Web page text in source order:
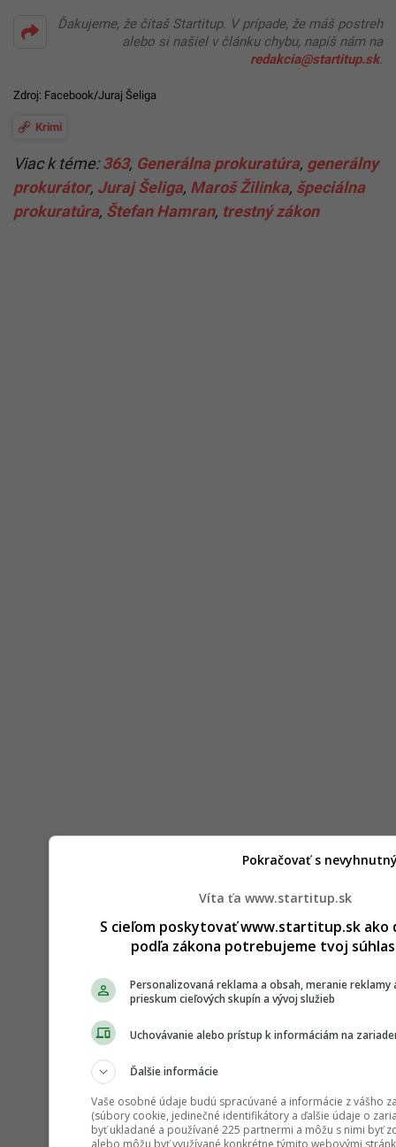
Ďakujeme, že čítaš Startitup. V prípade, že máš postreh
alebo si našiel v článku chybu, napíš nám na
redakcia@startitup.sk.
Zdroj: Facebook/Juraj Šeliga
Krimi
Viac k téme:363, Generálna prokuratúra, generálny
prokurátor, Juraj Šeliga, Maroš Žilinka, špeciálna
prokuratúra, Štefan Hamran, trestný zákon
Víta ťa www.startitup.sk
S cieľom poskytovať www.startitup.sk ako
podľa zákona potrebujeme tvoj
Personalizovaná reklama a obsah, meranie reklamy
prieskum cieľových skupín a vývoj služieb
Uchovávanie alebo prístup k informáciám na
Ďalšie informácie
Vaše osobné údaje budú spracúvané a informácie z vášho
(súbory cookie, jedinečné identifikátory a ďalšie údaje o
byť ukladané a používané 225 partnermi a môžu s nimi byť
alebo môžu byť využívané konkrétne týmito webovými
Pokračovať s